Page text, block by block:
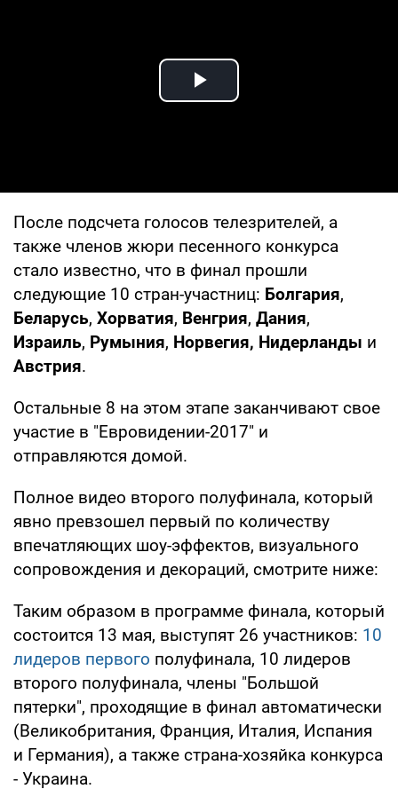
Play Video
После подсчета голосов телезрителей, а
также членов жюри песенного конкурса
стало известно, что в финал прошли
следующие 10 стран-участниц: Болгария,
Беларусь, Хорватия, Венгрия, Дания,
Израиль, Румыния, Норвегия, Нидерланды и
Австрия.
Остальные 8 на этом этапе заканчивают свое
участие в "Евровидении-2017" и
отправляются домой.
Полное видео второго полуфинала, который
явно превзошел первый по количеству
впечатляющих шоу-эффектов, визуального
сопровождения и декораций, смотрите ниже:
Таким образом в программе финала, который
состоится 13 мая, выступят 26 участников: 10
лидеров первого полуфинала, 10 лидеров
второго полуфинала, члены "Большой
пятерки", проходящие в финал автоматически
(Великобритания, Франция, Италия, Испания
и Германия), а также страна-хозяйка конкурса
- Украина.